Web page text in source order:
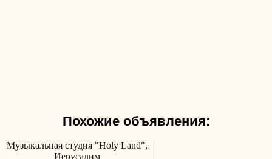
Похожие объявления:
Музыкальная студия "Holy Land",
Иерусалим